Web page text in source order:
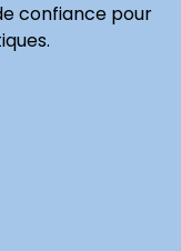
confiance pour